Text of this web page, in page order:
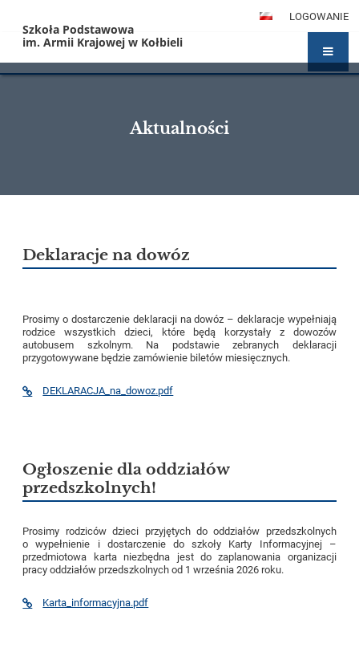
LOGOWANIE
Szkoła Podstawowa
im. Armii Krajowej w Kołbieli
Aktualności
Deklaracje na dowóz
Prosimy o dostarczenie deklaracji na dowóz – deklaracje wypełniają
rodzice wszystkich dzieci, które będą korzystały z dowozów
autobusem szkolnym. Na podstawie zebranych deklaracji
przygotowywane będzie zamówienie biletów miesięcznych.
DEKLARACJA_na_dowoz.pdf
Ogłoszenie dla oddziałów
przedszkolnych!
Prosimy rodziców dzieci przyjętych do oddziałów przedszkolnych
o wypełnienie i dostarczenie do szkoły Karty Informacyjnej –
przedmiotowa karta niezbędna jest do zaplanowania organizacji
pracy oddziałów przedszkolnych od 1 września 2026 roku.
Karta_informacyjna.pdf